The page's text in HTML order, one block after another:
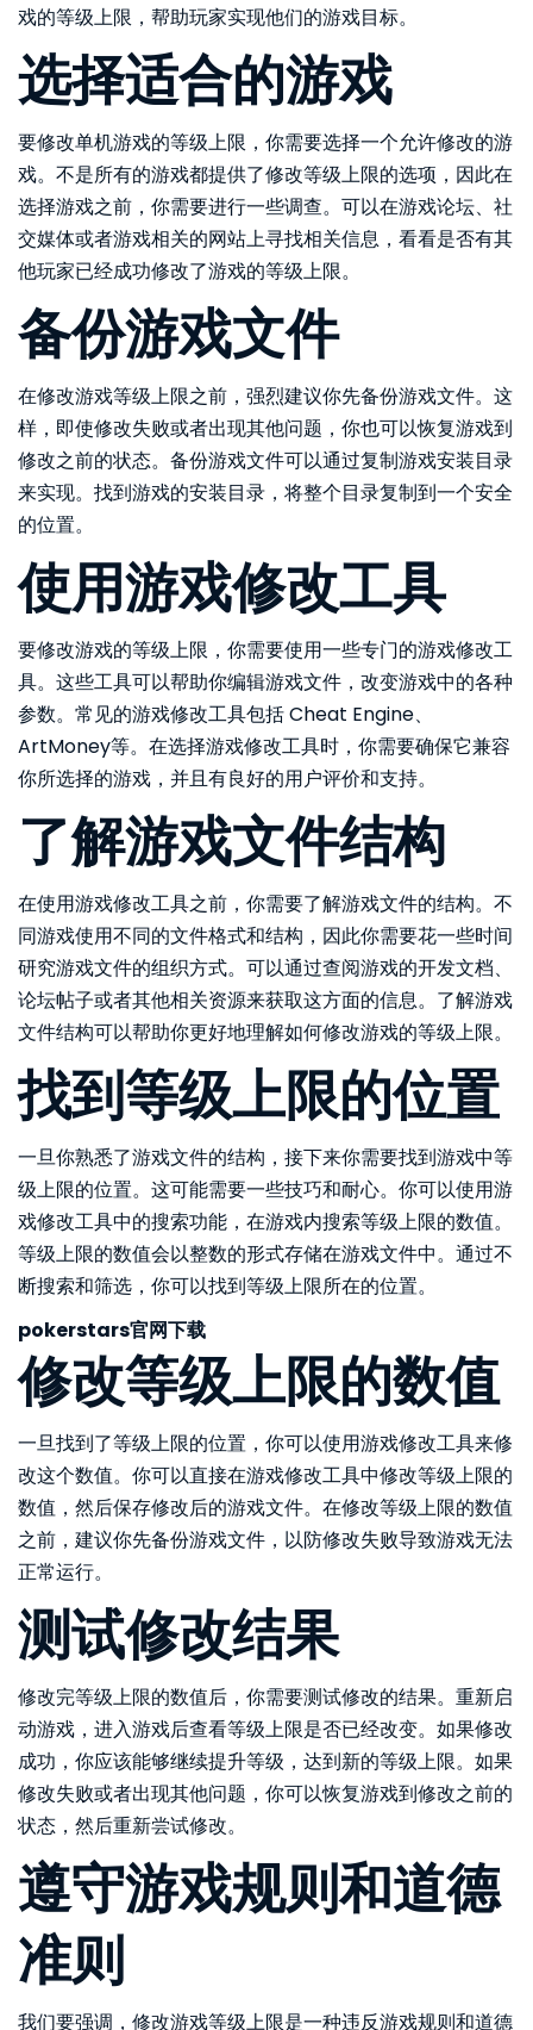
戏的等级上限，帮助玩家实现他们的游戏目标。
选择适合的游戏
要修改单机游戏的等级上限，你需要选择一个允许修改的游
戏。不是所有的游戏都提供了修改等级上限的选项，因此在
选择游戏之前，你需要进行一些调查。可以在游戏论坛、社
交媒体或者游戏相关的网站上寻找相关信息，看看是否有其
他玩家已经成功修改了游戏的等级上限。
备份游戏文件
在修改游戏等级上限之前，强烈建议你先备份游戏文件。这
样，即使修改失败或者出现其他问题，你也可以恢复游戏到
修改之前的状态。备份游戏文件可以通过复制游戏安装目录
来实现。找到游戏的安装目录，将整个目录复制到一个安全
的位置。
使用游戏修改工具
要修改游戏的等级上限，你需要使用一些专门的游戏修改工
具。这些工具可以帮助你编辑游戏文件，改变游戏中的各种
参数。常见的游戏修改工具包括 Cheat Engine、
ArtMoney等。在选择游戏修改工具时，你需要确保它兼容
你所选择的游戏，并且有良好的用户评价和支持。
了解游戏文件结构
在使用游戏修改工具之前，你需要了解游戏文件的结构。不
同游戏使用不同的文件格式和结构，因此你需要花一些时间
研究游戏文件的组织方式。可以通过查阅游戏的开发文档、
论坛帖子或者其他相关资源来获取这方面的信息。了解游戏
文件结构可以帮助你更好地理解如何修改游戏的等级上限。
找到等级上限的位置
一旦你熟悉了游戏文件的结构，接下来你需要找到游戏中等
级上限的位置。这可能需要一些技巧和耐心。你可以使用游
戏修改工具中的搜索功能，在游戏内搜索等级上限的数值。
等级上限的数值会以整数的形式存储在游戏文件中。通过不
断搜索和筛选，你可以找到等级上限所在的位置。
pokerstars官网下载
修改等级上限的数值
一旦找到了等级上限的位置，你可以使用游戏修改工具来修
改这个数值。你可以直接在游戏修改工具中修改等级上限的
数值，然后保存修改后的游戏文件。在修改等级上限的数值
之前，建议你先备份游戏文件，以防修改失败导致游戏无法
正常运行。
测试修改结果
修改完等级上限的数值后，你需要测试修改的结果。重新启
动游戏，进入游戏后查看等级上限是否已经改变。如果修改
成功，你应该能够继续提升等级，达到新的等级上限。如果
修改失败或者出现其他问题，你可以恢复游戏到修改之前的
状态，然后重新尝试修改。
遵守游戏规则和道德
准则
我们要强调，修改游戏等级上限是一种违反游戏规则和道德